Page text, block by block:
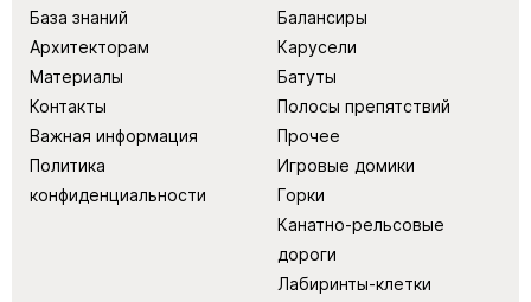
База знаний
Архитекторам
Материалы
Контакты
Важная информация
Политика
конфиденциальности
Балансиры
Карусели
Батуты
Полосы препятствий
Прочее
Игровые домики
Горки
Канатно-рельсовые
дороги
Лабиринты-клетки